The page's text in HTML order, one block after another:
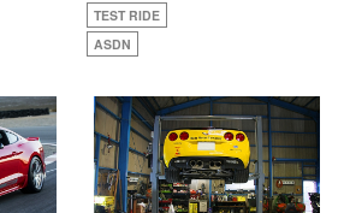
TEST RIDE
ASDN